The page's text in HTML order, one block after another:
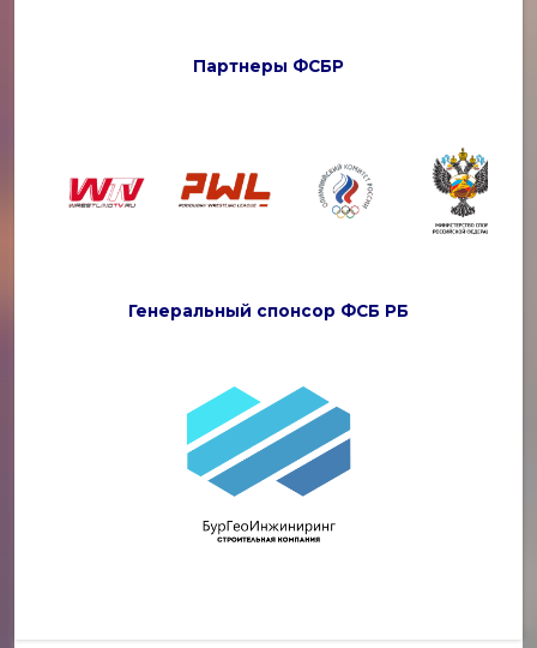
Партнеры ФСБР
Генеральный спонсор ФСБ РБ